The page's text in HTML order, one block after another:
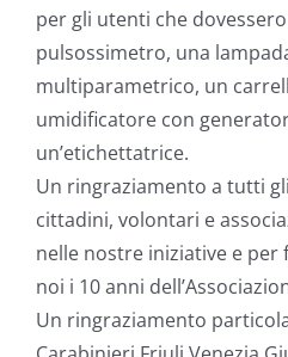
per gli utenti che
pulsossimetro, una
multiparametrico, un
umidificatore con
un’etichettatrice.
Un ringraziamento a tutti
cittadini, volontari e
nelle nostre iniziative e per
noi i 10 anni
Un ringraziamento